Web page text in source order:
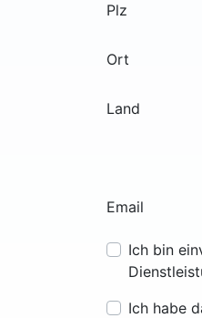
Plz
Ort
Land
Email
Ich bin
Ich habe